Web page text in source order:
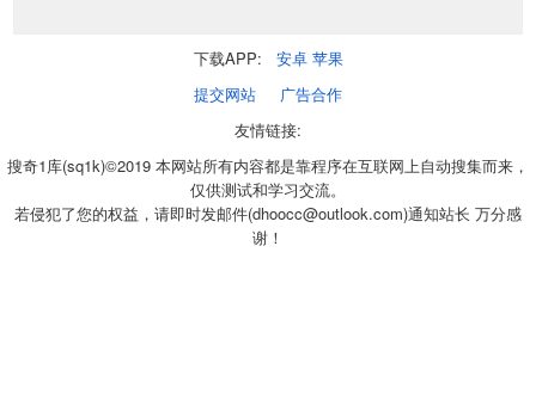
下载APP: 安卓 苹果
提交网站
广告合作
友情链接:
搜奇1库(sq1k)©2019 本网站所有内容都是靠程序在互联网上自动搜集而来，
仅供测试和学习交流。
若侵犯了您的权益，请即时发邮件(dhoocc@outlook.com)通知站长 万分感
谢！